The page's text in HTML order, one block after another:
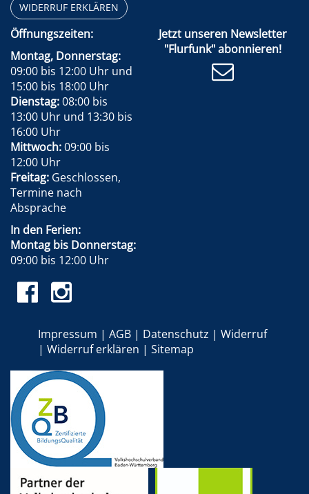
WIDERRUF ERKLÄREN
Jetzt unseren Newsletter
"Flurfunk" abonnieren!
Öffnungszeiten:
Montag, Donnerstag:
09:00 bis 12:00 Uhr und
15:00 bis 18:00 Uhr
Dienstag:08:00 bis
13:00 Uhr und 13:30 bis
16:00 Uhr
Mittwoch:09:00 bis
12:00 Uhr
Freitag: Geschlossen,
Termine nach
Absprache
In den Ferien:
Montag bis Donnerstag:
09:00 bis 12:00 Uhr
Impressum AGB Datenschutz
Widerruf
Widerruf erklären
Sitemap